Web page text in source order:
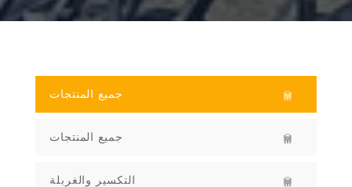
جميع المنتجات
جميع المنتجات
التكسير والغربلة